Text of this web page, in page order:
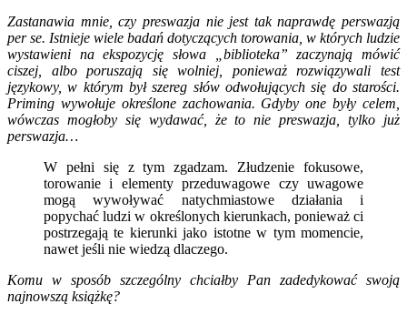
Zastanawia mnie, czy preswazja nie jest tak naprawdę perswazją
per se. Istnieje wiele badań dotyczących torowania, w których ludzie
wystawieni na ekspozycję słowa „biblioteka” zaczynają mówić
ciszej, albo poruszają się wolniej, ponieważ rozwiązywali test
językowy, w którym był szereg słów odwołujących się do starości.
Priming wywołuje określone zachowania. Gdyby one były celem,
wówczas mogłoby się wydawać, że to nie preswazja, tylko już
perswazja…
W pełni się z tym zgadzam. Złudzenie fokusowe,
torowanie i elementy przeduwagowe czy uwagowe
mogą wywoływać natychmiastowe działania i
popychać ludzi w określonych kierunkach, ponieważ ci
postrzegają te kierunki jako istotne w tym momencie,
nawet jeśli nie wiedzą dlaczego.
Komu w sposób szczególny chciałby Pan zadedykować swoją
najnowszą książkę?